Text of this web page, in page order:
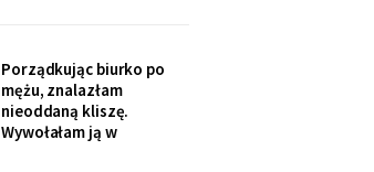
ścian, „bo ciocia nie lubi
na nie patrzeć". Dałam jej
mały album - schowała go
do tornistra jak
Porządkując biurko po
mężu, znalazłam
nieoddaną kliszę.
Wywołałam ją w